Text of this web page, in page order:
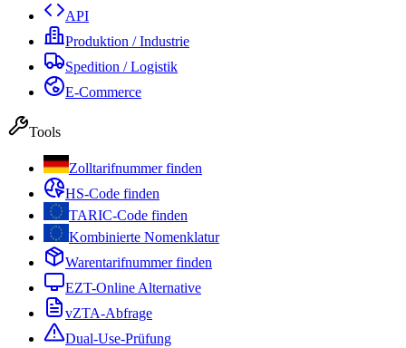
API
Produktion / Industrie
Spedition / Logistik
E-Commerce
Tools
Zolltarifnummer finden
HS-Code finden
TARIC-Code finden
Kombinierte Nomenklatur
Warentarifnummer finden
EZT-Online Alternative
vZTA-Abfrage
Dual-Use-Prüfung